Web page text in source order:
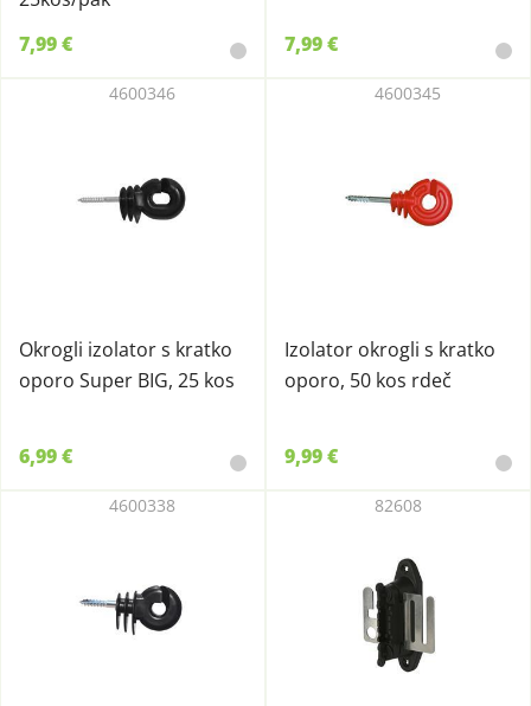
7,99 €
7,99 €
Okrogli izolator s kratko
oporo Super BIG, 25 kos
4600346
6,99 €
Izolator okrogli s kratko
oporo, 50 kos rdeč
4600345
9,99 €
4600338 82608